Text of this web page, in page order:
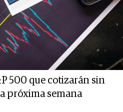
500 que cotizarán sin
próxima semana